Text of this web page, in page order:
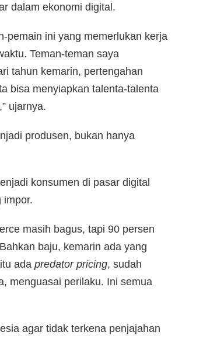
dalam ekonomi digital.
pemain ini yang memerlukan kerja
Teman-teman saya
tahun kemarin, pertengahan
bisa menyiapkan talenta-talenta
ujarnya.
produsen, bukan hanya
konsumen di pasar digital
impor.
masih bagus, tapi 90 persen
baju, kemarin ada yang
ada predator pricing, sudah
menguasai perilaku. Ini semua
agar tidak terkena penjajahan